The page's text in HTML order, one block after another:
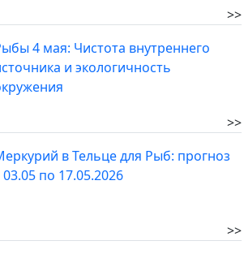
>>
4 мая: Чистота внутреннего
и экологичность
>>
в Тельце для Рыб: прогноз
03.05 по 17.05.2026
>>